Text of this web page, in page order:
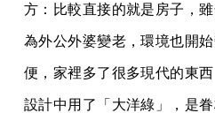
方：比較直接的就是房子，
為外公外婆變老，環境也開
便，家裡多了很多現代的東
設計中用了「大洋綠」，是